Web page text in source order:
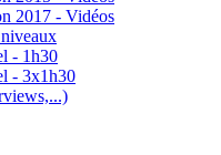
2017 - Vidéos
- 1h30
- 3x1h30